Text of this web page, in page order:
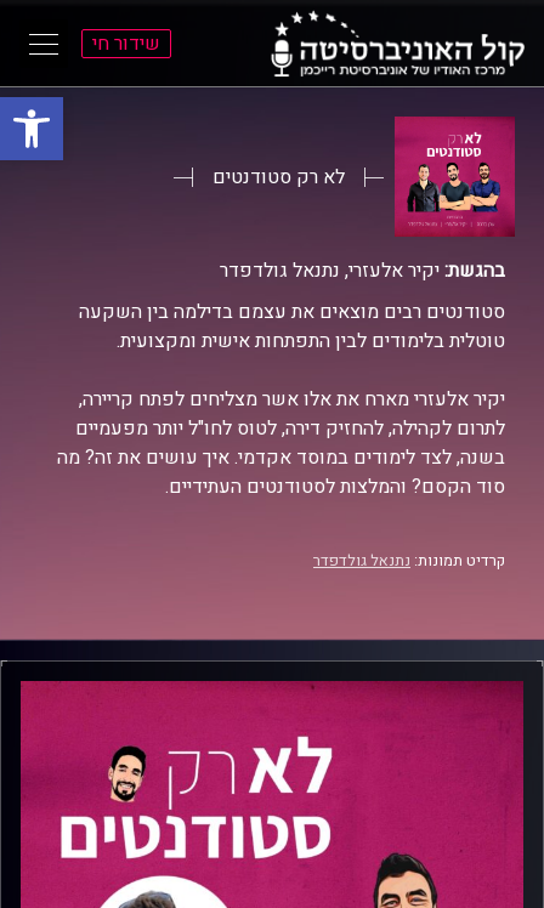
פתח
התפריט
התוכן
שידור חי
לא רק סטודנטים
בהגשת:יקיר אלעזרי, נתנאל גולדפדר
סטודנטים רבים מוצאים את עצמם בדילמה בין השקעה
טוטלית בלימודים לבין התפתחות אישית ומקצועית.
יקיר אלעזרי מארח את אלו אשר מצליחים לפתח קריירה,
לתרום לקהילה, להחזיק דירה, לטוס לחו"ל יותר מפעמיים
בשנה, לצד לימודים במוסד אקדמי. איך עושים את זה? מה
סוד הקסם? והמלצות לסטודנטים העתידיים.
קרדיט תמונות: נתנאל גולדפדר